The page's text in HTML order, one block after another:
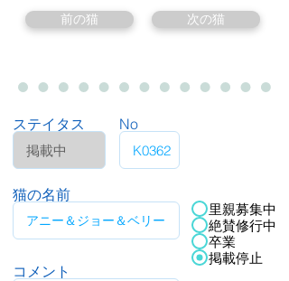
前の猫 次の猫
ステイタス No
猫の名前
コメント
里親募集中
絶賛修行中
卒業
掲載停止